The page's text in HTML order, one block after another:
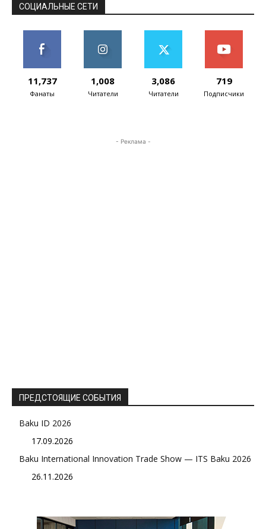
СОЦИАЛЬНЫЕ СЕТИ
11,737
Фанаты
1,008
Читатели
3,086
Читатели
719
Подписчики
- Реклама -
ПРЕДСТОЯЩИЕ СОБЫТИЯ
Baku ID 2026
17.09.2026
Baku International Innovation Trade Show — ITS Baku 2026
26.11.2026